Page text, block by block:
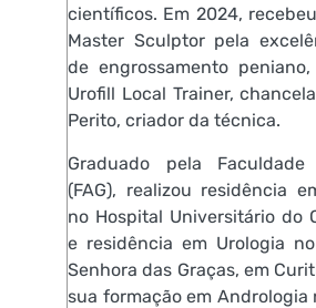
científicos. Em 2024,
Master Sculptor pela
de engrossamento
Urofill Local Trainer,
Perito, criador da técnica.
Graduado pela
(FAG), realizou residência
no Hospital Universitário do
e residência em Urologia
Senhora das Graças, em
sua formação em Andrologia